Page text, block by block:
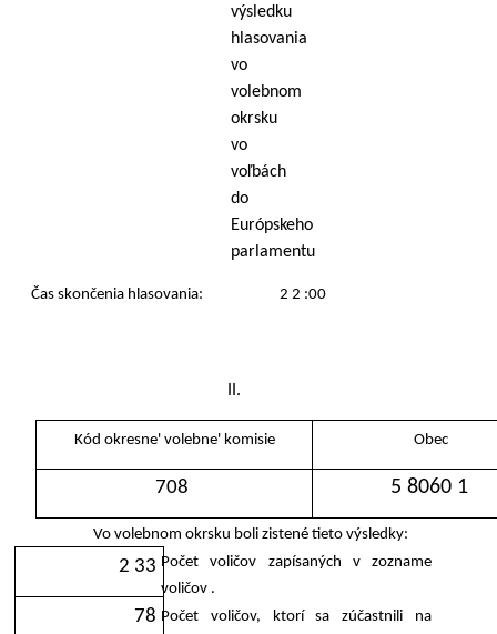
výsledku
hlasovania
vo
volebnom
okrsku
vo
voľbách
do
Európskeho
parlamentu
Čas skončenia hlasovania: 2 2 :00
II.
Kód okresne' volebne' komisie Obec
708 5 8060 1
Vo volebnom okrsku boli zistené tieto výsledky:
2 33
78
Počet voličov zapísaných v zozname
voličov .
Počet voličov, ktorí sa zúčastnili na